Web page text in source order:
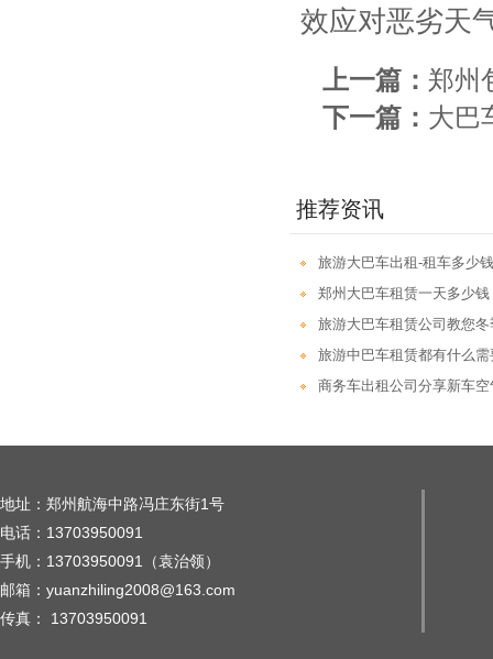
效应对恶劣天
上一篇： 郑州
下一篇： 大巴
推荐资讯
旅游大巴车出租-租车多少
郑州大巴车租赁一天多少钱
旅游大巴车租赁公司教您
旅游中巴车租赁都有什么
商务车出租公司分享新车
地址：郑州航海中路冯庄东街1号
电话：13703950091
手机：13703950091（袁治领）
邮箱：yuanzhiling2008@163.com
传真： 13703950091